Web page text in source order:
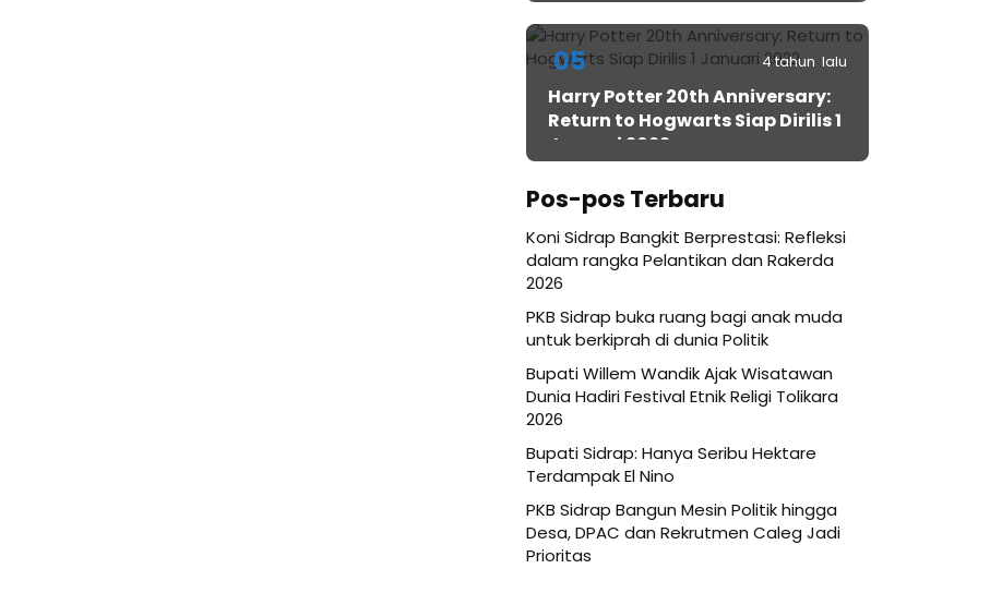
05 4 tahun lalu
Harry Potter 20th Anniversary:
Return to Hogwarts Siap Dirilis 1
Januari 2022
Pos-pos Terbaru
Koni Sidrap Bangkit Berprestasi: Refleksi
dalam rangka Pelantikan dan Rakerda
2026
PKB Sidrap buka ruang bagi anak muda
untuk berkiprah di dunia Politik
Bupati Willem Wandik Ajak Wisatawan
Dunia Hadiri Festival Etnik Religi Tolikara
2026
Bupati Sidrap: Hanya Seribu Hektare
Terdampak El Nino
PKB Sidrap Bangun Mesin Politik hingga
Desa, DPAC dan Rekrutmen Caleg Jadi
Prioritas